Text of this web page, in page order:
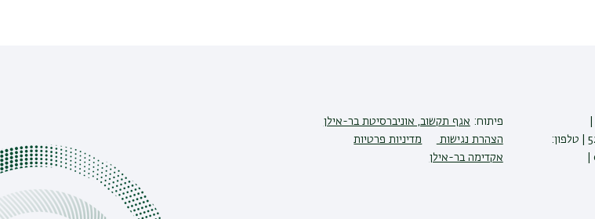
אוניברסיטת בר אילן רמת גן 5290002 | טלפון:
פיתוח: אגף תקשוב, אוניברסיטת בר-אילן
הצהרת נגישות
מדיניות פרטיות
אקדימה בר-אילן